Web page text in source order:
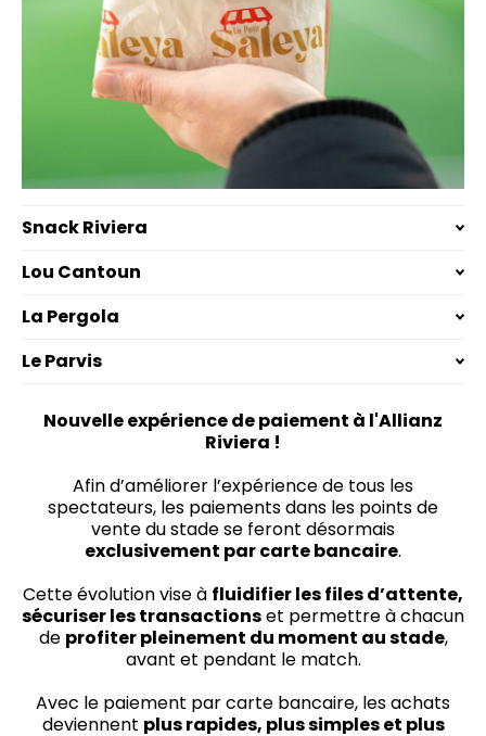
Snack Riviera
Lou Cantoun
La Pergola
Le Parvis
Nouvelle expérience de paiement à l'Allianz
Riviera !
Afin d’améliorer l’expérience de tous les
spectateurs, les paiements dans les points de
vente du stade se feront désormais
exclusivement par carte bancaire.
Cette évolution vise à fluidifier les files d’attente,
sécuriser les transactionset permettre à chacun
de profiter pleinement du moment au stade,
avant et pendant le match.
Avec le paiement par carte bancaire, les achats
deviennent plus rapides, plus simples et plus